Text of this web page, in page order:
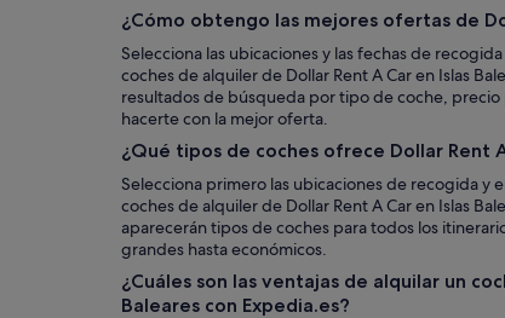
¿Cómo obtengo las mejores ofertas de
Selecciona las ubicaciones y las fechas de
coches de alquiler de Dollar Rent A Car en Islas
resultados de búsqueda por tipo de coche, precio
hacerte con la mejor oferta.
¿Qué tipos de coches ofrece Dollar Rent
Selecciona primero las ubicaciones de recogida y
coches de alquiler de Dollar Rent A Car en Islas
aparecerán tipos de coches para todos los
grandes hasta económicos.
¿Cuáles son las ventajas de alquilar un
Baleares con Expedia.es?